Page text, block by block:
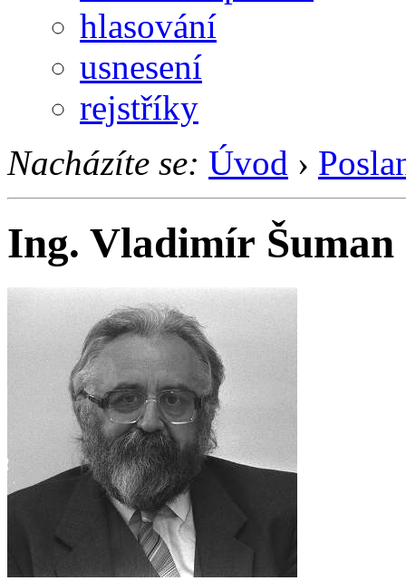
hlasování
usnesení
rejstříky
Nacházíte se: Úvod ›
Ing. Vladimír Šuman